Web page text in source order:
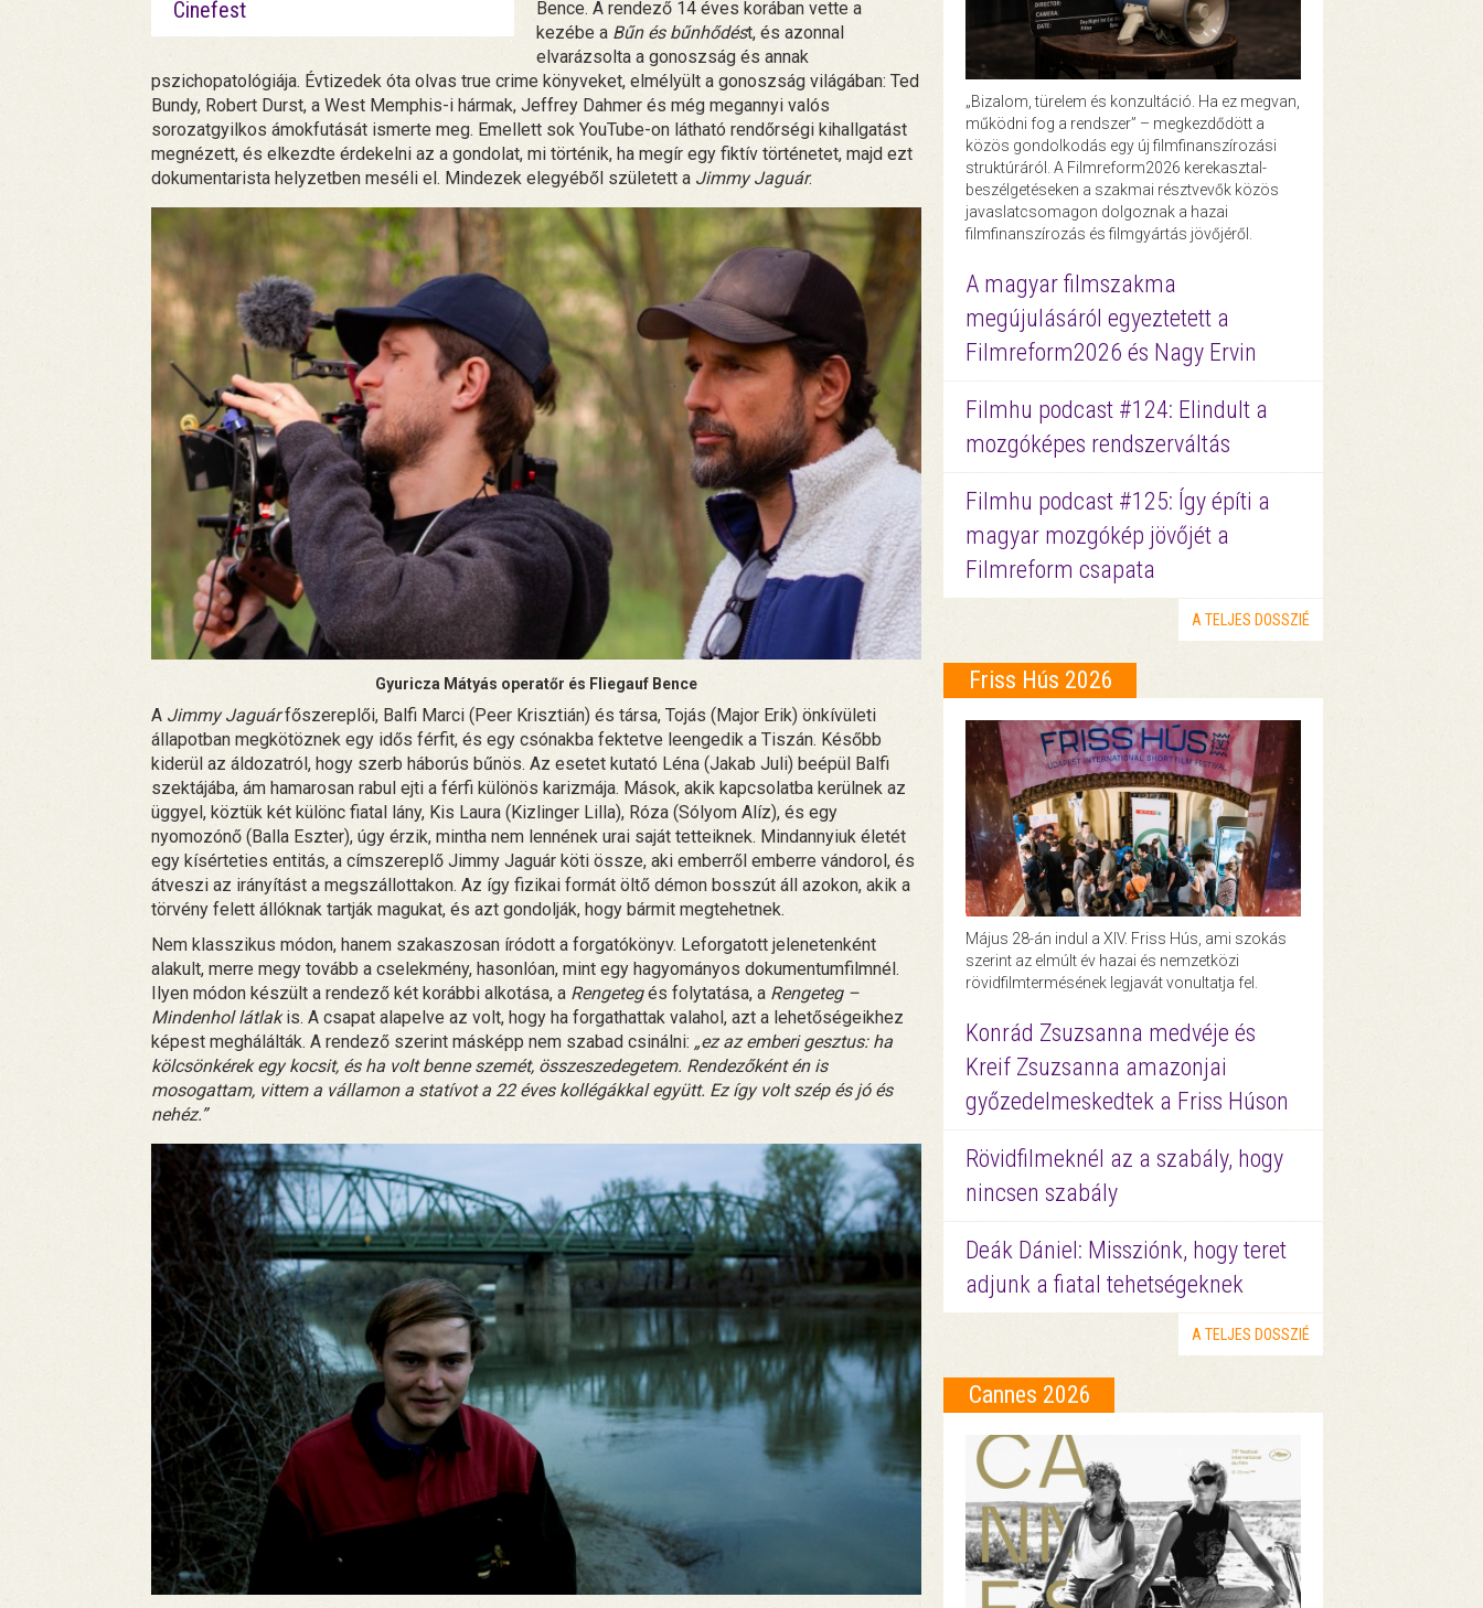
Cinefest
Bence. A rendező 14 éves korában vette a
kezébe a Bűn és bűnhődést, és azonnal
elvarázsolta a gonoszság és annak
pszichopatológiája. Évtizedek óta olvas true crime könyveket, elmélyült a gonoszság világában: Ted
Bundy, Robert Durst, a West Memphis-i hármak, Jeffrey Dahmer és még megannyi valós
sorozatgyilkos ámokfutását ismerte meg. Emellett sok YouTube-on látható rendőrségi kihallgatást
megnézett, és elkezdte érdekelni az a gondolat, mi történik, ha megír egy fiktív történetet, majd ezt
dokumentarista helyzetben meséli el. Mindezek elegyéből született a Jimmy Jaguár.
Gyuricza Mátyás operatőr és Fliegauf Bence
A Jimmy Jaguárfőszereplői, Balfi Marci (Peer Krisztián) és társa, Tojás (Major Erik) önkívületi
állapotban megkötöznek egy idős férfit, és egy csónakba fektetve leengedik a Tiszán. Később
kiderül az áldozatról, hogy szerb háborús bűnös. Az esetet kutató Léna (Jakab Juli) beépül Balfi
szektájába, ám hamarosan rabul ejti a férfi különös karizmája. Mások, akik kapcsolatba kerülnek az
üggyel, köztük két különc fiatal lány, Kis Laura (Kizlinger Lilla), Róza (Sólyom Alíz), és egy
nyomozónő (Balla Eszter), úgy érzik, mintha nem lennének urai saját tetteiknek. Mindannyiuk életét
egy kísérteties entitás, a címszereplő Jimmy Jaguár köti össze, aki emberről emberre vándorol, és
átveszi az irányítást a megszállottakon. Az így fizikai formát öltő démon bosszút áll azokon, akik a
törvény felett állóknak tartják magukat, és azt gondolják, hogy bármit megtehetnek.
Nem klasszikus módon, hanem szakaszosan íródott a forgatókönyv. Leforgatott jelenetenként
alakult, merre megy tovább a cselekmény, hasonlóan, mint egy hagyományos dokumentumfilmnél.
Ilyen módon készült a rendező két korábbi alkotása, a Rengetegés folytatása, a Rengeteg –
Mindenhol látlakis. A csapat alapelve az volt, hogy ha forgathattak valahol, azt a lehetőségeikhez
képest meghálálták. A rendező szerint másképp nem szabad csinálni: „ez az emberi gesztus: ha
kölcsönkérek egy kocsit, és ha volt benne szemét, összeszedegetem. Rendezőként én is
mosogattam, vittem a vállamon a statívot a 22 éves kollégákkal együtt. Ez így volt szép és jó és
nehéz.”
„Bizalom, türelem és konzultáció. Ha ez megvan,
működni fog a rendszer” – megkezdődött a
közös gondolkodás egy új filmfinanszírozási
struktúráról. A Filmreform2026 kerekasztal-
beszélgetéseken a szakmai résztvevők közös
javaslatcsomagon dolgoznak a hazai
filmfinanszírozás és filmgyártás jövőjéről.
A magyar filmszakma
megújulásáról egyeztetett a
Filmreform2026 és Nagy Ervin
Filmhu podcast #124: Elindult a
mozgóképes rendszerváltás
Filmhu podcast #125: Így építi a
magyar mozgókép jövőjét a
Filmreform csapata
A TELJES DOSSZIÉ
Friss Hús 2026
Május 28-án indul a XIV. Friss Hús, ami szokás
szerint az elmúlt év hazai és nemzetközi
rövidfilmtermésének legjavát vonultatja fel.
Konrád Zsuzsanna medvéje és
Kreif Zsuzsanna amazonjai
győzedelmeskedtek a Friss Húson
Rövidfilmeknél az a szabály, hogy
nincsen szabály
Deák Dániel: Missziónk, hogy teret
adjunk a fiatal tehetségeknek
A TELJES DOSSZIÉ
Cannes 2026